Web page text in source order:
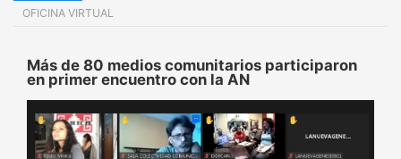
OFICINA VIRTUAL
Más de 80 medios comunitarios participaron
en primer encuentro con la AN